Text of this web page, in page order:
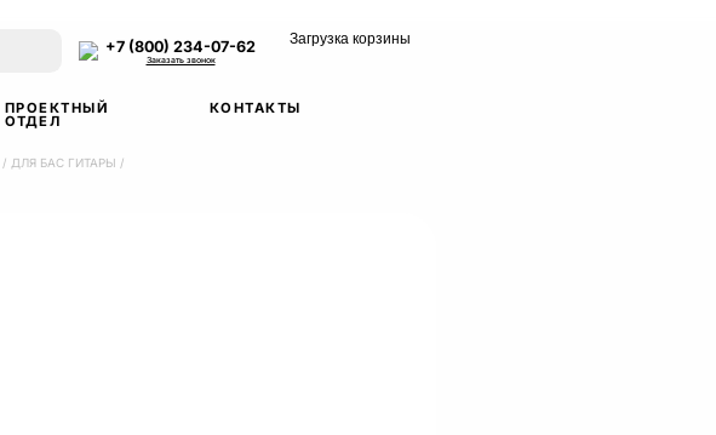
+7 (800) 234-07-62
Заказать звонок
Загрузка корзины
ПРОЕКТНЫЙ
ОТДЕЛ
КОНТАКТЫ
/ ДЛЯ БАС ГИТАРЫ /